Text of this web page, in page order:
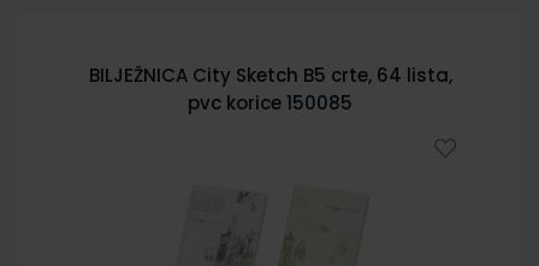
BILJEŽNICA City Sketch B5 crte, 64 lista,
pvc korice 150085